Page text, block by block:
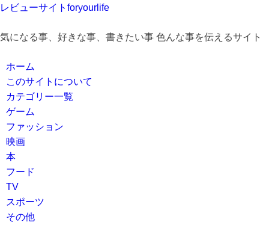
レビューサイトforyourlife
気になる事、好きな事、書きたい事 色んな事を伝えるサイト
ホーム
このサイトについて
カテゴリー一覧
ゲーム
ファッション
映画
本
フード
TV
スポーツ
その他